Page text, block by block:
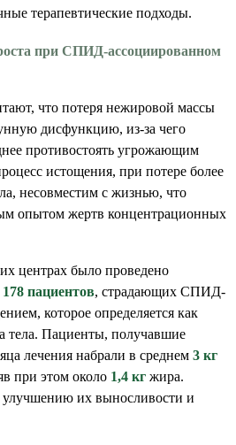
терапевтические подходы.
при СПИД-ассоциированном
что потеря нежировой массы
дисфункцию, из-за чего
противостоять угрожающим
истощения, при потере более
несовместим с жизнью, что
опытом жертв концентрационных
центрах было проведено
178 пациентов, страдающих СПИД-
которое определяется как
тела. Пациенты, получавшие
лечения набрали в среднем 3 кг
при этом около 1,4 кг жира.
улучшению их выносливости и